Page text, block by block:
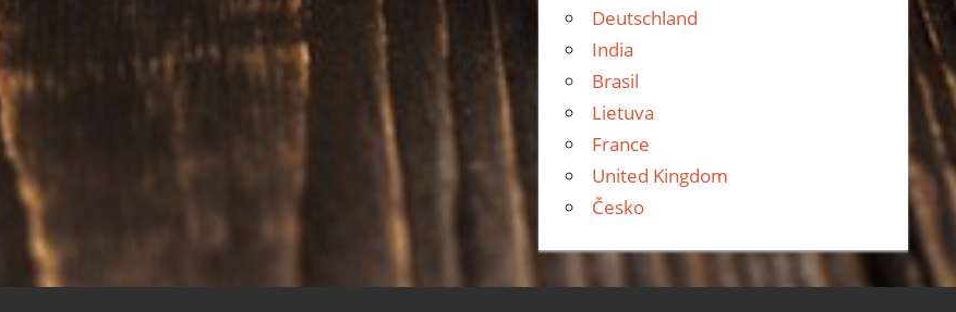
Deutschland
India
Brasil
Lietuva
France
United Kingdom
Česko